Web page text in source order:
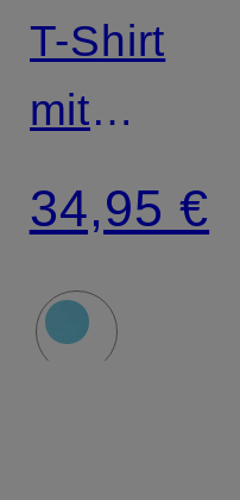
T-Shirt
mit
34,95 €